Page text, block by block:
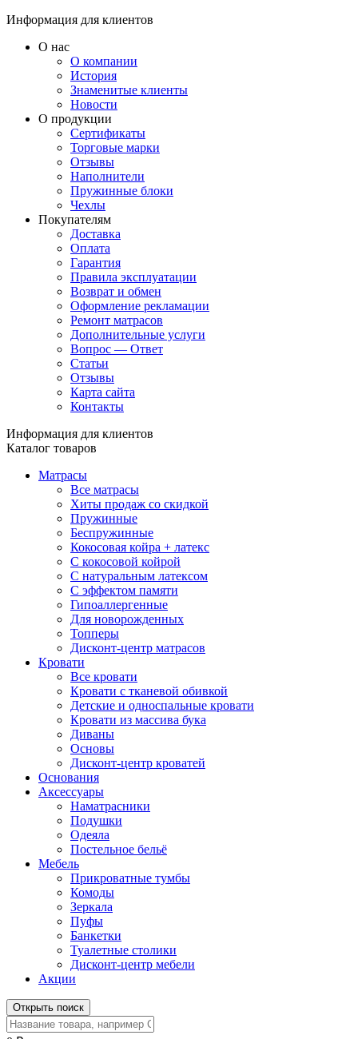
Информация для клиентов
О нас
О компании
История
Знаменитые клиенты
Новости
О продукции
Сертификаты
Торговые марки
Отзывы
Наполнители
Пружинные блоки
Чехлы
Покупателям
Доставка
Оплата
Гарантия
Правила эксплуатации
Возврат и обмен
Оформление рекламации
Ремонт матрасов
Дополнительные услуги
Вопрос — Ответ
Статьи
Отзывы
Карта сайта
Контакты
Информация для клиентов
Каталог товаров
Матрасы
Все матрасы
Хиты продаж со скидкой
Пружинные
Беспружинные
Кокосовая койра + латекс
С кокосовой койрой
С натуральным латексом
С эффектом памяти
Гипоаллергенные
Для новорожденных
Топперы
Дисконт-центр матрасов
Кровати
Все кровати
Кровати с тканевой обивкой
Детские и односпальные кровати
Кровати из массива бука
Диваны
Основы
Дисконт-центр кроватей
Основания
Аксессуары
Наматрасники
Подушки
Одеяла
Постельное бельё
Мебель
Прикроватные тумбы
Комоды
Зеркала
Пуфы
Банкетки
Туалетные столики
Дисконт-центр мебели
Акции
Открыть поиск